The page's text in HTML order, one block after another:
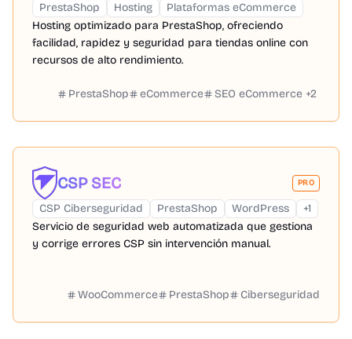
PrestaShop Hosting
Plataformas eCommerce
Hosting optimizado para PrestaShop, ofreciendo
facilidad, rapidez y seguridad para tiendas online con
recursos de alto rendimiento.
PrestaShop eCommerce SEO eCommerce +2
CSP SEC PRO
CSP Ciberseguridad PrestaShop WordPress +1
Servicio de seguridad web automatizada que gestiona
y corrige errores CSP sin intervención manual.
WooCommerce PrestaShop Ciberseguridad